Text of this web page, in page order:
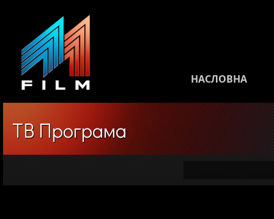
НАСЛОВНА
ТВ Програма